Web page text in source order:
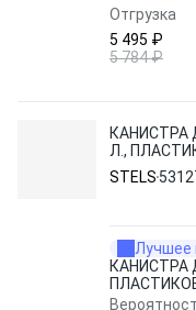
Отгрузка
5 495 ₽
5 784 ₽
КАНИСТРА
Л.,
STELS
Лучшее
КАНИСТРА